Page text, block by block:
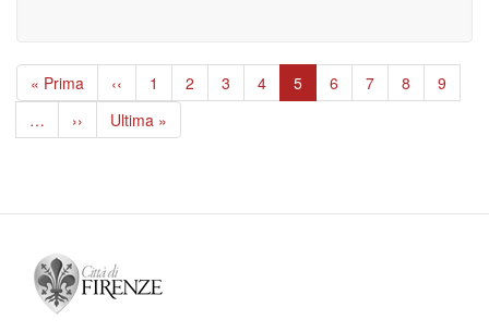
Paginazione
Prima
pagina
« Prima
Pagina
precedente
‹‹ Page
1 Page
2 Page
3 Page
4
Pagina
attuale
5 Page
6 Page
7 Page
8 Page
9
…
Pagina
successiva
››
Ultima
pagina
Ultima »